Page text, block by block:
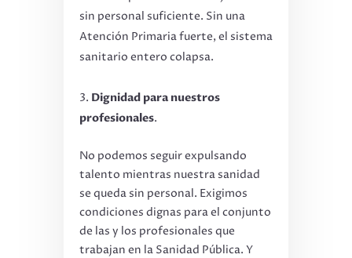
sin personal suficiente. Sin una
Atención Primaria fuerte, el sistema
sanitario entero colapsa.
Dignidad para nuestros
profesionales.
No podemos seguir expulsando
talento mientras nuestra sanidad
se queda sin personal. Exigimos
condiciones dignas para el conjunto
de las y los profesionales que
trabajan en la Sanidad Pública. Y